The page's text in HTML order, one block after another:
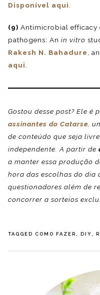
Disponível aqui
(9) Antimicrobial efficacy
pathogens: An in vitro
Rakesh N. Bahadure
,
aqui
Gostou desse post? Ele é
assinantes do Catarse ,
de conteúdo que seja
independente. A partir de
a manter essa produção
hora das escolhas do dia
questionadores além de
concorrer a sorteios
TAGGED COMO FAZER, DIY,